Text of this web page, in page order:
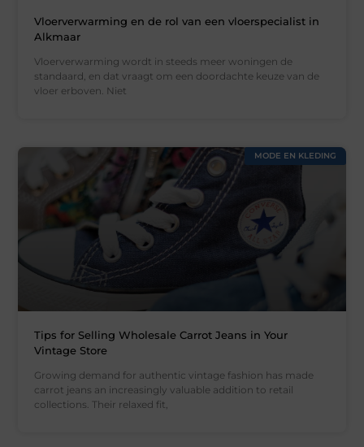
Vloerverwarming en de rol van een vloerspecialist in
Alkmaar
Vloerverwarming wordt in steeds meer woningen de
standaard, en dat vraagt om een doordachte keuze van de
vloer erboven. Niet
MODE EN KLEDING
Tips for Selling Wholesale Carrot Jeans in Your
Vintage Store
Growing demand for authentic vintage fashion has made
carrot jeans an increasingly valuable addition to retail
collections. Their relaxed fit,